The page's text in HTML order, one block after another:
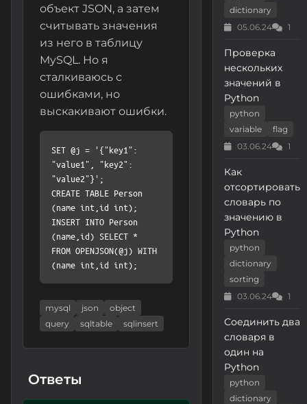
объект JSON, а затем
считывать значения
из него в таблицу
MySQL. Но я
сталкиваюсь с
ошибками, но
выскакивают ошибки.
SET @j = '{"key1":
"value1", "key2":
"value2"}';
CREATE TABLE Person
(name int,id int);
INSERT INTO Person
(name,id) SELECT *
FROM OPENJSON(@j) WITH
mysql json
object
query
sqltable sqlinsert
Ответы
dictionary
05.06.24
1
Проверка
нескольких
значений в
Python
python
variable
flag
03.06.24
1
Как
отсортировать
словарь по
значению в
Python
python
dictionary
sorting
03.06.24
1
Соединить два
словаря в
один на
Python
python
dictionary